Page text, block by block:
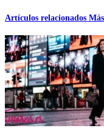
Artículos relacionados